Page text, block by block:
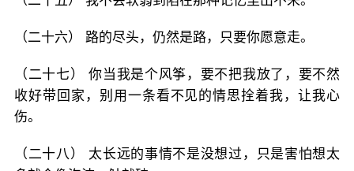
（二十六） 路的尽头，仍然是路，只要你愿意走。
（二十七） 你当我是个风筝，要不把我放了，要不然
收好带回家，别用一条看不见的情思拴着我，让我心
伤。
（二十八） 太长远的事情不是没想过，只是害怕想太